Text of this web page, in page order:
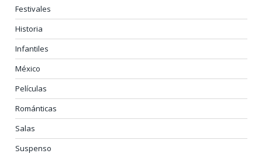
Festivales
Historia
Infantiles
México
Películas
Románticas
Salas
Suspenso